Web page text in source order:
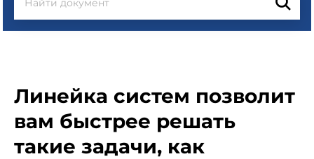
Линейка систем позволит
вам быстрее решать
такие задачи, как